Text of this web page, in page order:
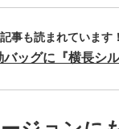
事も読まれています！
バッグに『横長シ